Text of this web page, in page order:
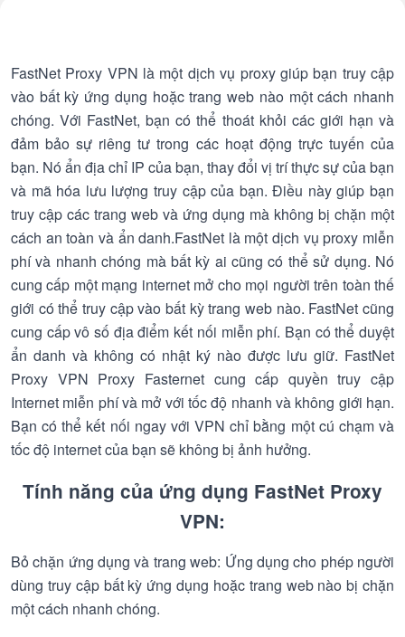
FastNet Proxy VPN là một dịch vụ proxy giúp bạn truy cập
vào bất kỳ ứng dụng hoặc trang web nào một cách nhanh
chóng. Với FastNet, bạn có thể thoát khỏi các giới hạn và
đảm bảo sự riêng tư trong các hoạt động trực tuyến của
bạn. Nó ẩn địa chỉ IP của bạn, thay đổi vị trí thực sự của bạn
và mã hóa lưu lượng truy cập của bạn. Điều này giúp bạn
truy cập các trang web và ứng dụng mà không bị chặn một
cách an toàn và ẩn danh.FastNet là một dịch vụ proxy miễn
phí và nhanh chóng mà bất kỳ ai cũng có thể sử dụng. Nó
cung cấp một mạng internet mở cho mọi người trên toàn thế
giới có thể truy cập vào bất kỳ trang web nào. FastNet cũng
cung cấp vô số địa điểm kết nối miễn phí. Bạn có thể duyệt
ẩn danh và không có nhật ký nào được lưu giữ. FastNet
Proxy VPN Proxy Fasternet cung cấp quyền truy cập
Internet miễn phí và mở với tốc độ nhanh và không giới hạn.
Bạn có thể kết nối ngay với VPN chỉ bằng một cú chạm và
tốc độ internet của bạn sẽ không bị ảnh hưởng.
Tính năng của ứng dụng FastNet Proxy
VPN:
Bỏ chặn ứng dụng và trang web: Ứng dụng cho phép người
dùng truy cập bất kỳ ứng dụng hoặc trang web nào bị chặn
một cách nhanh chóng.